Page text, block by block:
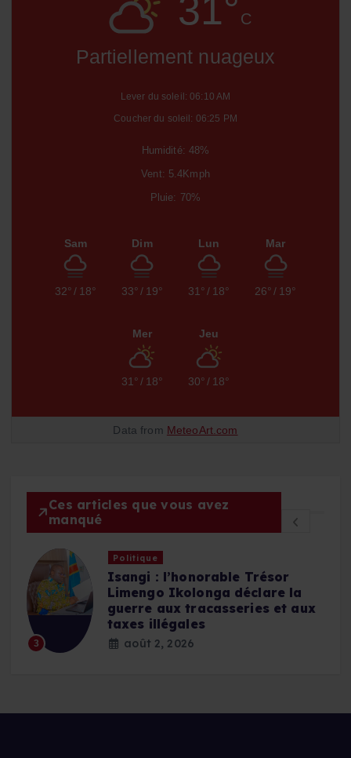
31° C
Partiellement nuageux
Lever du soleil: 06:10 AM
Coucher du soleil: 06:25 PM
Humidité: 48%
Vent: 5.4Kmph
Pluie: 70%
Sam
32° / 18°
Dim
33° / 19°
Lun
31° / 18°
Mar
26° / 19°
Mer
31° / 18°
Jeu
30° / 18°
Data from MeteoArt.com
Ces articles que vous avez
manqué
3
Politique
Isangi : l’honorable Trésor
Limengo Ikolonga déclare la
guerre aux tracasseries et aux
taxes illégales
août 2, 2026